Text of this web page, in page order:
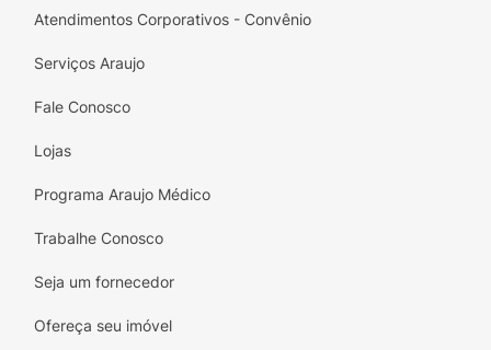
Atendimentos Corporativos - Convênio
Serviços Araujo
Fale Conosco
Lojas
Programa Araujo Médico
Trabalhe Conosco
Seja um fornecedor
Ofereça seu imóvel